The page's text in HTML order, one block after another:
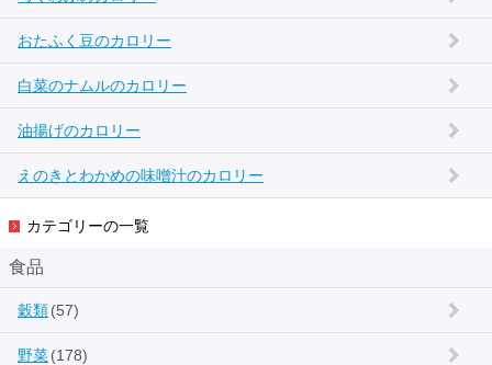
おたふく豆のカロリー
白菜のナムルのカロリー
油揚げのカロリー
えのきとわかめの味噌汁のカロリー
カテゴリーの一覧
食品
穀類(57)
野菜(178)